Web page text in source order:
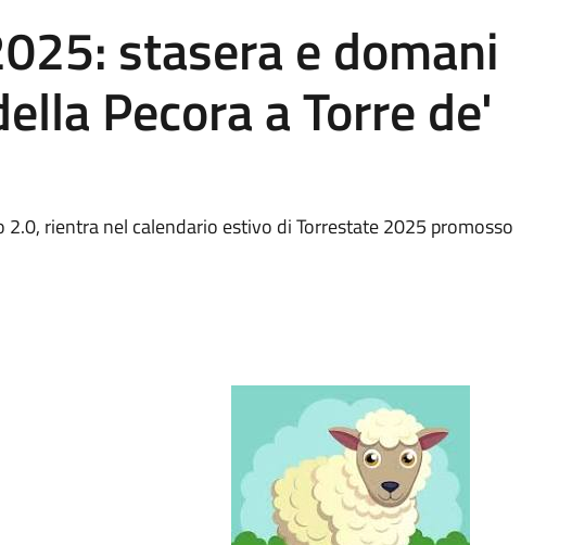
stasera e domani
Pecora a Torre de'
2.0, rientra nel calendario estivo di Torrestate 2025 promosso